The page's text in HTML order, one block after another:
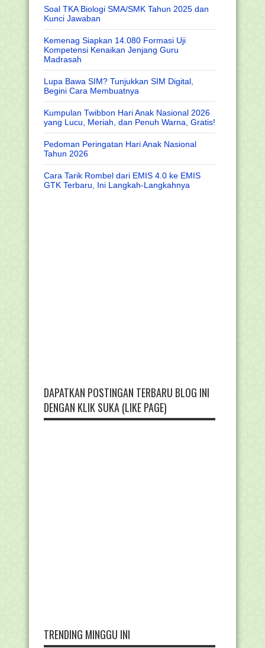
Soal TKA Biologi SMA/SMK Tahun 2025 dan
Kunci Jawaban
Kemenag Siapkan 14.080 Formasi Uji
Kompetensi Kenaikan Jenjang Guru
Madrasah
Lupa Bawa SIM? Tunjukkan SIM Digital,
Begini Cara Membuatnya
Kumpulan Twibbon Hari Anak Nasional 2026
yang Lucu, Meriah, dan Penuh Warna, Gratis!
Pedoman Peringatan Hari Anak Nasional
Tahun 2026
Cara Tarik Rombel dari EMIS 4.0 ke EMIS
GTK Terbaru, Ini Langkah-Langkahnya
DAPATKAN POSTINGAN TERBARU BLOG INI
DENGAN KLIK SUKA (LIKE PAGE)
TRENDING MINGGU INI